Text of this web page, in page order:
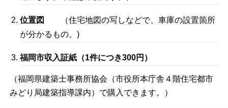
位置図
（住宅地図の写しなどで、車庫の設置箇所
が分かるもの。)
福岡市収入証紙（1件につき300円）
（福岡県建築士事務所協会（市役所本庁舎４階住宅都市
みどり局建築指導課内）で購入できます。）